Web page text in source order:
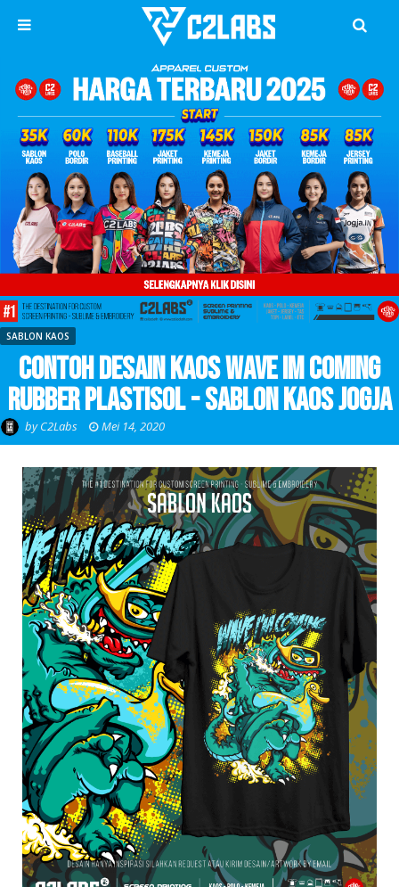
SABLON KAOS
Contoh Desain Kaos Wave Im Coming
Rubber Plastisol - Sablon Kaos Jogja
by C2Labs Mei 14, 2020